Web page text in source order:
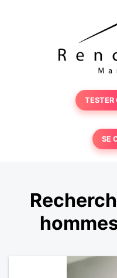
TESTER
SE